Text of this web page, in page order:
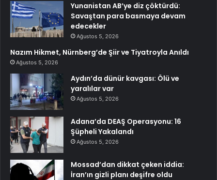
Yunanistan AB’ye diz çöktürdü:
Savaştan para basmaya devam
edecekler
Ağustos 5, 2026
Nazım Hikmet, Nürnberg’de Şiir ve Tiyatroyla Anıldı
Ağustos 5, 2026
Aydın’da dünür kavgası: Ölü ve
yaralılar var
Ağustos 5, 2026
Adana’da DEAŞ Operasyonu: 16
Şüpheli Yakalandı
Ağustos 5, 2026
Mossad’dan dikkat çeken iddia:
İran’ın gizli planı deşifre oldu